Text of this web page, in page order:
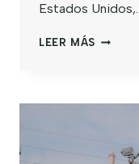
Estados
LEER MÁS